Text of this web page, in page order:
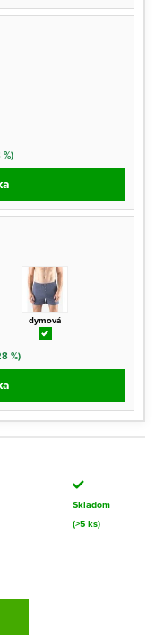
dymová
%)
Skladom
(>5 ks)